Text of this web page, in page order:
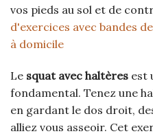
vos pieds au sol et de
d'exercices avec bandes
à domicile
Le squat avec haltères est
fondamental. Tenez une
en gardant le dos droit,
alliez vous asseoir. Cet